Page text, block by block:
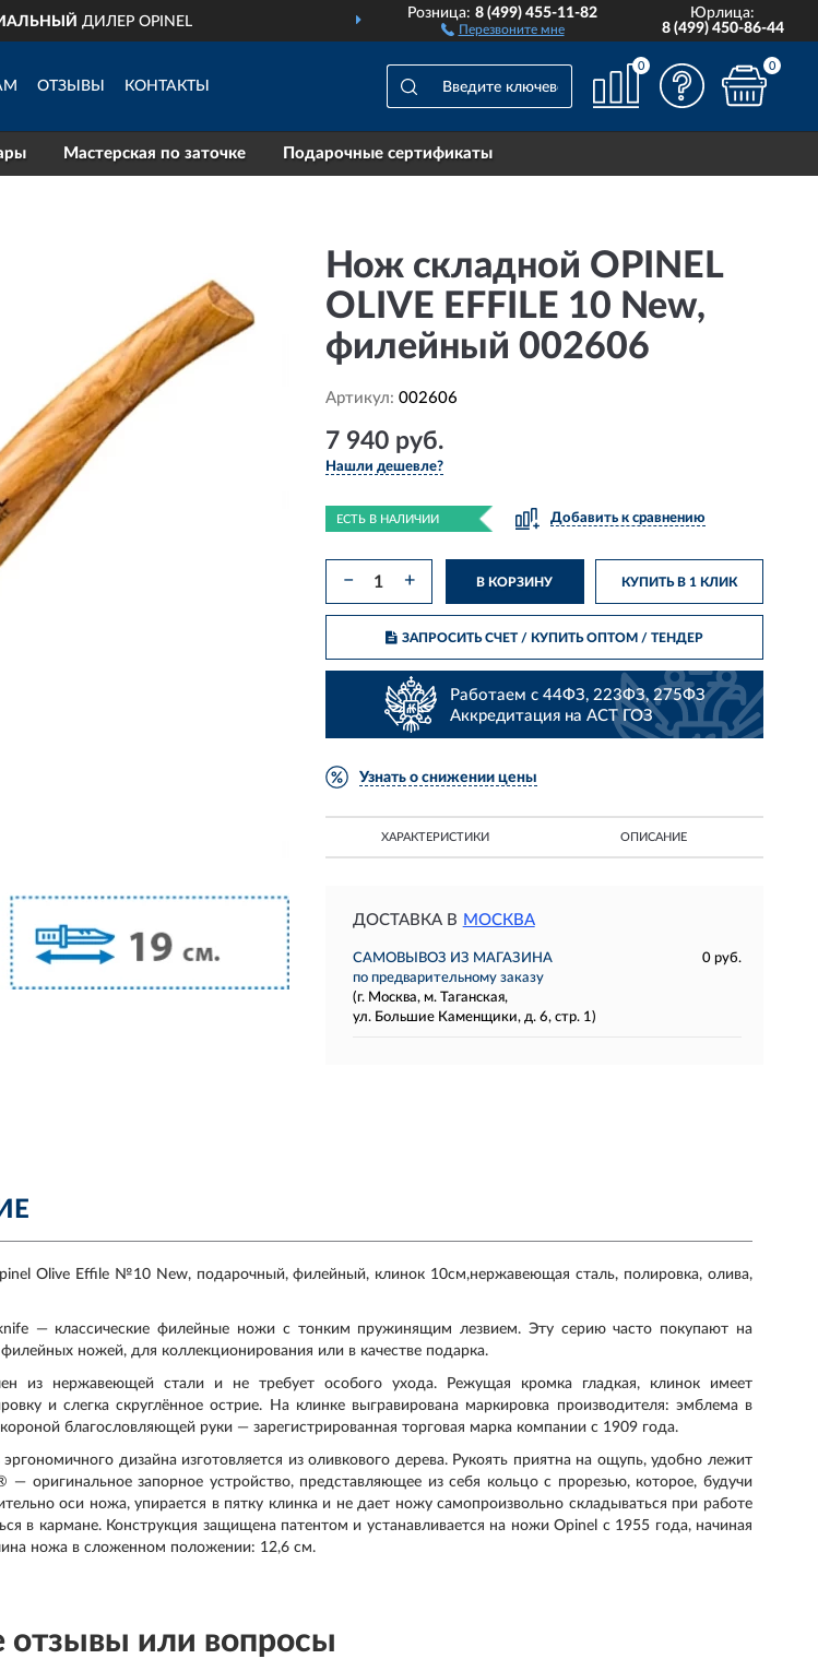
ПО ВСЕЙ РОССИИ
Розница:8 (499) 455-11-82
Перезвоните мне
Юрлица:
8 (499) 450-86-44
ОТЗЫВЫ КОНТАКТЫ
0 0
Мастерская по заточке Подарочные сертификаты
Нож складной OPINEL
OLIVE EFFILE 10 New,
филейный 002606
Артикул: 002606
7 940 руб.
Нашли дешевле?
ЕСТЬ В НАЛИЧИИ Добавить к сравнению
− + В КОРЗИНУ КУПИТЬ В 1 КЛИК
ЗАПРОСИТЬ СЧЕТ / КУПИТЬ ОПТОМ/ ТЕНДЕР
Работаем с 44ФЗ, 223ФЗ, 275ФЗ
Аккредитация на АСТ ГОЗ
Узнать о снижении цены
ХАРАКТЕРИСТИКИ ОПИСАНИЕ
ДОСТАВКА В МОСКВА
САМОВЫВОЗ ИЗ МАГАЗИНА
0 руб.
по предварительному заказу
(г. Москва, м. Таганская,
ул. Большие Каменщики, д. 6, стр. 1)
Olive Effile №10 New, подарочный, филейный, клинок 10см,нержавеющая сталь, полировка, олива,
— классические филейные ножи с тонким пружинящим лезвием. Эту серию часто покупают на
филейных ножей, для коллекционирования или в качестве подарка.
из нержавеющей стали и не требует особого ухода. Режущая кромка гладкая, клинок имеет
и слегка скруглённое острие. На клинке выгравирована маркировка производителя: эмблема в
благословляющей руки — зарегистрированная торговая марка компании с 1909 года.
дизайна изготовляется из оливкового дерева. Рукоять приятна на ощупь, удобно лежит
— оригинальное запорное устройство, представляющее из себя кольцо с прорезью, которое, будучи
оси ножа, упирается в пятку клинка и не дает ножу самопроизвольно складываться при работе
в кармане. Конструкция защищена патентом и устанавливается на ножи Opinel с 1955 года, начиная
ножа в сложенном положении: 12,6 см.
отзывы или вопросы